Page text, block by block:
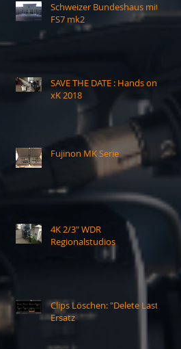
Schweizer Bundeshaus mit
FS7 mk2
SAVE THE DATE : Hands on
xK 2018
Fujinon MK Serie
4K 2/3" WDR
Regionalstudios
Clips Löschen: "Delete Last"-
Ersatz